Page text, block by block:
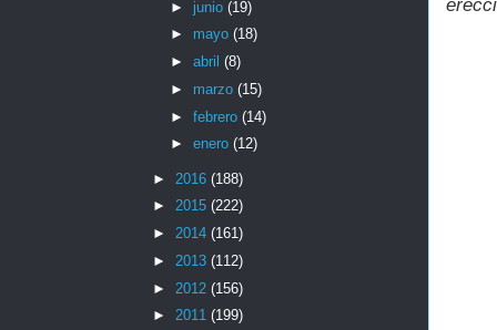
► junio (19)
► mayo (18)
► abril (8)
► marzo (15)
► febrero (14)
► enero (12)
► 2016 (188)
► 2015 (222)
► 2014 (161)
► 2013 (112)
► 2012 (156)
► 2011 (199)